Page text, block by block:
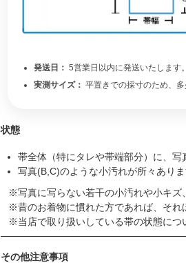
発送日： 5営業日以内に発送いたします。
実測サイズ： 平置きでの採寸のため、
状態
帯全体（特にタレや帯端部分）に、写
写真(B,C)のような小汚れが所々ありま
写真に写らない若干の小汚れや小キズ
昔のお着物に慣れた方であれば、それ
当店で取り扱いしている帯の状態につ
その他注意事項